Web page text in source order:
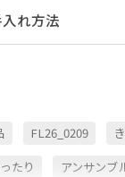
れ方法
FL26_0209
たり アンサンブ